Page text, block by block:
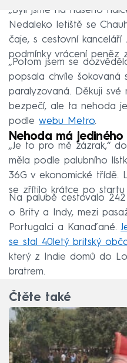
„Byli jsme na našeho
Nedaleko letiště se
čaje, s cestovní kanceláří
podmínky vrácení peněz
„Potom jsem se
popsala chvíle šokovaná
paralyzovaná. Děkuji své
bezpečí, ale ta nehoda
podle webu Metro.
Nehoda má jediného
„Je to pro mě zázrak,“
měla podle palubního
36G v ekonomické třídě.
se zřítilo krátce po
Na palubě cestovalo
o Brity a Indy, mezi
Portugalci a Kanaďané.
se stal 40letý britský
který z Indie domů do
bratrem.
Čtěte také